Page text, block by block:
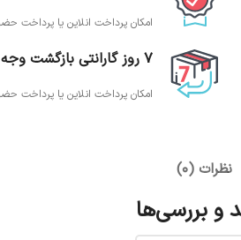
امکان پرداخت انلاین یا پرداخت
7 روز گارانتی بازگشت وجه
امکان پرداخت انلاین یا پرداخت
نظرات (0)
و بررسی‌ها